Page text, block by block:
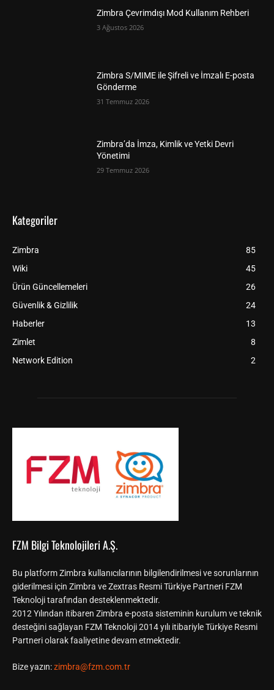
Zimbra Çevrimdışı Mod Kullanım Rehberi
3 Ağustos 2026
Zimbra S/MIME ile Şifreli ve İmzalı E-posta
Gönderme
31 Temmuz 2026
Zimbra’da İmza, Kimlik ve Yetki Devri
Yönetimi
29 Temmuz 2026
Kategoriler
Zimbra
85
Wiki
45
Ürün Güncellemeleri
26
Güvenlik & Gizlilik
24
Haberler
13
Zimlet
8
Network Edition
2
FZM Bilgi Teknolojileri A.Ş.
Bu platform Zimbra kullanıcılarının bilgilendirilmesi ve sorunlarının
giderilmesi için Zimbra ve Zextras Resmi Türkiye Partneri FZM
Teknoloji tarafından desteklenmektedir.
2012 Yılından itibaren Zimbra e-posta sisteminin kurulum ve teknik
desteğini sağlayan FZM Teknoloji 2014 yılı itibariyle Türkiye Resmi
Partneri olarak faaliyetine devam etmektedir.
Bize yazın:zimbra@fzm.com.tr